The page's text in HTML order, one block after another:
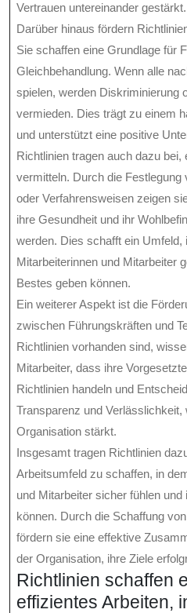
Vertrauen untereinander gestärkt.
Darüber hinaus fördern
Sie schaffen eine Grundlage für
Gleichbehandlung. Wenn alle
spielen, werden Diskriminierung
vermieden. Dies trägt zu einem
und unterstützt eine positive
Richtlinien tragen auch dazu
vermitteln. Durch die
oder Verfahrensweisen zeigen
ihre Gesundheit und ihr
werden. Dies schafft ein Umfeld,
Mitarbeiterinnen und Mitarbeiter
Bestes geben können.
Ein weiterer Aspekt ist die
zwischen Führungskräften und
Richtlinien vorhanden sind,
Mitarbeiter, dass ihre
Richtlinien handeln und
Transparenz und
Organisation stärkt.
Insgesamt tragen Richtlinien
Arbeitsumfeld zu schaffen, in
und Mitarbeiter sicher fühlen
können. Durch die Schaffung
fördern sie eine effektive
der Organisation, ihre Ziele
Richtlinien schaffen
effizientes Arbeiten,